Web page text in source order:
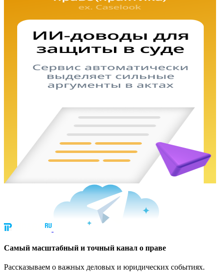
Cамый масштабный и точный канал о праве
Рассказываем о важных деловых и юридических событиях.